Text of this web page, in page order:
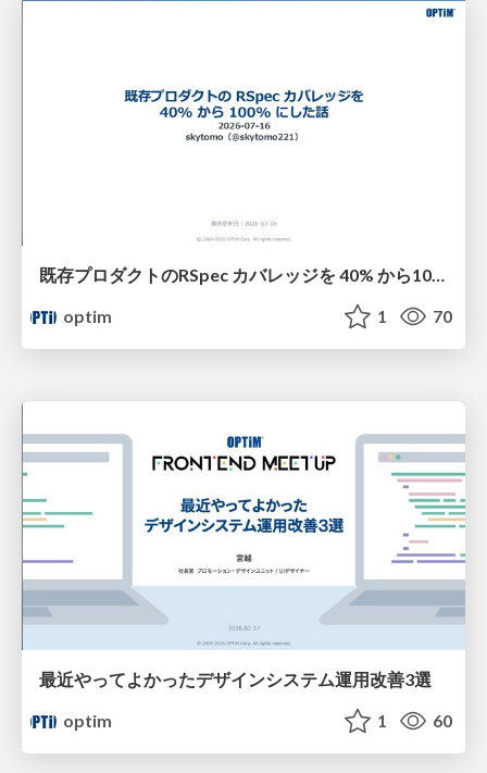
既存プロダクトのRSpec カバレッジを 40% から100% にした話
optim
1 70
最近やってよかったデザインシステム運用改善3選
optim
1 60